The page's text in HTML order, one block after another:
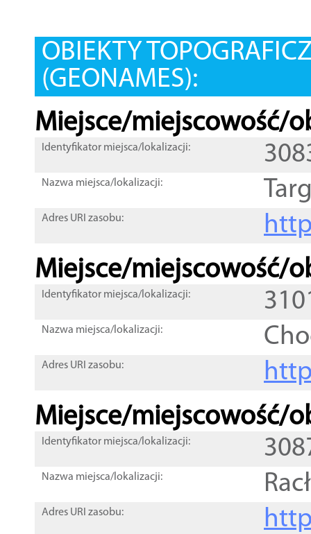
OBIEKTY
(GEONAMES):
Miejsce/miejscowość/
Identyfikator miejsca/lokalizacji:
Nazwa miejsca/lokalizacji:
Adres URI zasobu:
Miejsce/miejscowość/
Identyfikator miejsca/lokalizacji:
Nazwa miejsca/lokalizacji:
Adres URI zasobu:
Miejsce/miejscowość/
Identyfikator miejsca/lokalizacji:
Nazwa miejsca/lokalizacji:
Adres URI zasobu: